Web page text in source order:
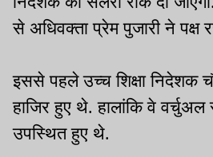
से अधिवक्ता प्रेम पुजारी ने पक्ष
इससे पहले उच्च शिक्षा निदेशक
हाजिर हुए थे. हालांकि वे
उपस्थित हुए थे.